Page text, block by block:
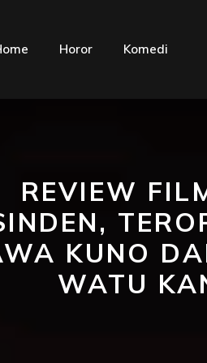
Horor Komedi
REVIEW
KUNO
WATU